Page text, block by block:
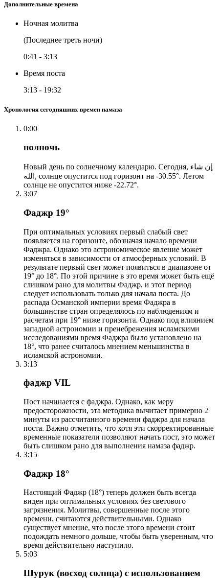
Дополнительные времена
Ночная молитва
(Последнее треть ночи)
0:41 - 3:13
Время поста
3:13 - 19:32
Хронология сегодняшних времен намаза
0:00
полночь
Новый день по солнечному календарю. Сегодня, إن شاء
الله, солнце опустится под горизонт на -30.55°. Летом
солнце не опустится ниже -22.72°.
3:07
Фаджр 19°
При оптимальных условиях первый слабый свет
появляется на горизонте, обозначая начало времени
Фаджра. Однако это астрономическое явление может
изменяться в зависимости от атмосферных условий. В
результате первый свет может появиться в диапазоне от
19° до 18°. По этой причине в это время может быть ещё
слишком рано для молитвы Фаджр, и этот период
следует использовать только для начала поста. До
распада Османской империи время Фаджра в
большинстве стран определялось по наблюдениям и
расчетам при 19° ниже горизонта. Однако под влиянием
западной астрономии и пренебрежения исламскими
исследованиями время Фаджра было установлено на
18°, что ранее считалось мнением меньшинства в
исламской астрономии.
3:13
фаджр VIL
Пост начинается с фаджра. Однако, как меру
предосторожности, эта методика вычитает примерно 2
минуты из рассчитанного времени фаджра для начала
поста. Важно отметить, что хотя эти скорректированные
временные показатели позволяют начать пост, это может
быть слишком рано для выполнения намаза фаджр.
3:15
Фаджр 18°
Настоящий Фаджр (18°) теперь должен быть всегда
виден при оптимальных условиях без светового
загрязнения. Молитвы, совершенные после этого
времени, считаются действительными. Однако
существует мнение, что после этого времени стоит
подождать немного дольше, чтобы быть уверенным, что
время действительно наступило.
5:03
Шурук (восход солнца) с использованием